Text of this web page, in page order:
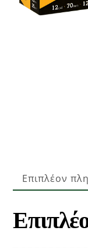
Επιπλέον